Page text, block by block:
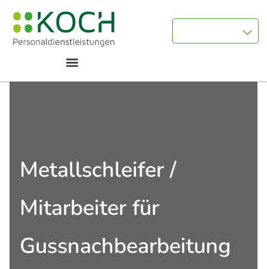
Metallschleifer /
Mitarbeiter für
Gussnachbearbeitung